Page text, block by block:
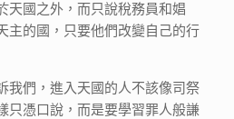
天國之外，而只說稅務員和娼
主的國，只要他們改變自己的行
我們，進入天國的人不該像司祭
只憑口說，而是要學習罪人般謙